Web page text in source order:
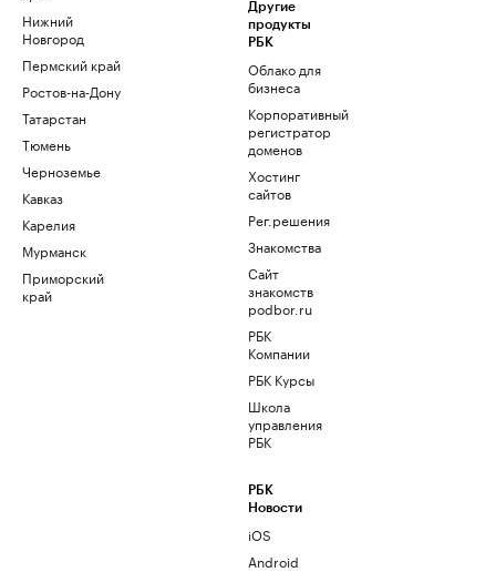
Нижний
Новгород
Пермский край
Ростов-на-Дону
Татарстан
Тюмень
Черноземье
Кавказ
Карелия
Мурманск
Приморский
край
Другие
продукты
РБК
Облако для
бизнеса
Корпоративный
регистратор
доменов
Хостинг
сайтов
Рег.решения
Знакомства
Сайт
знакомств
podbor.ru
РБК
Компании
РБК Курсы
Школа
управления
РБК
РБК
Новости
iOS
Android